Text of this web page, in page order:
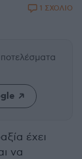
1 ΣΧΟΛΙΟ
έχει
να